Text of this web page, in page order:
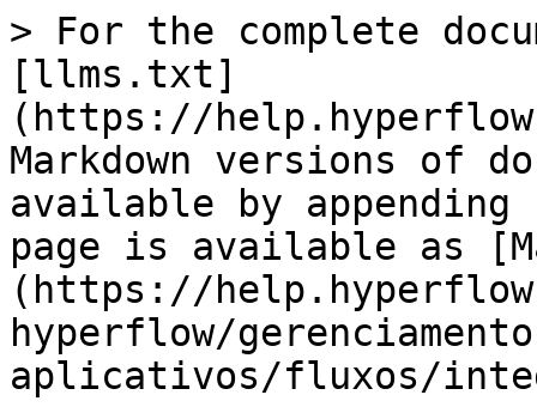
> For the complete
[llms.txt]
(https://
Markdown versions of
available by
page is available as
(https://
hyperflow/
aplicativos/fluxos/